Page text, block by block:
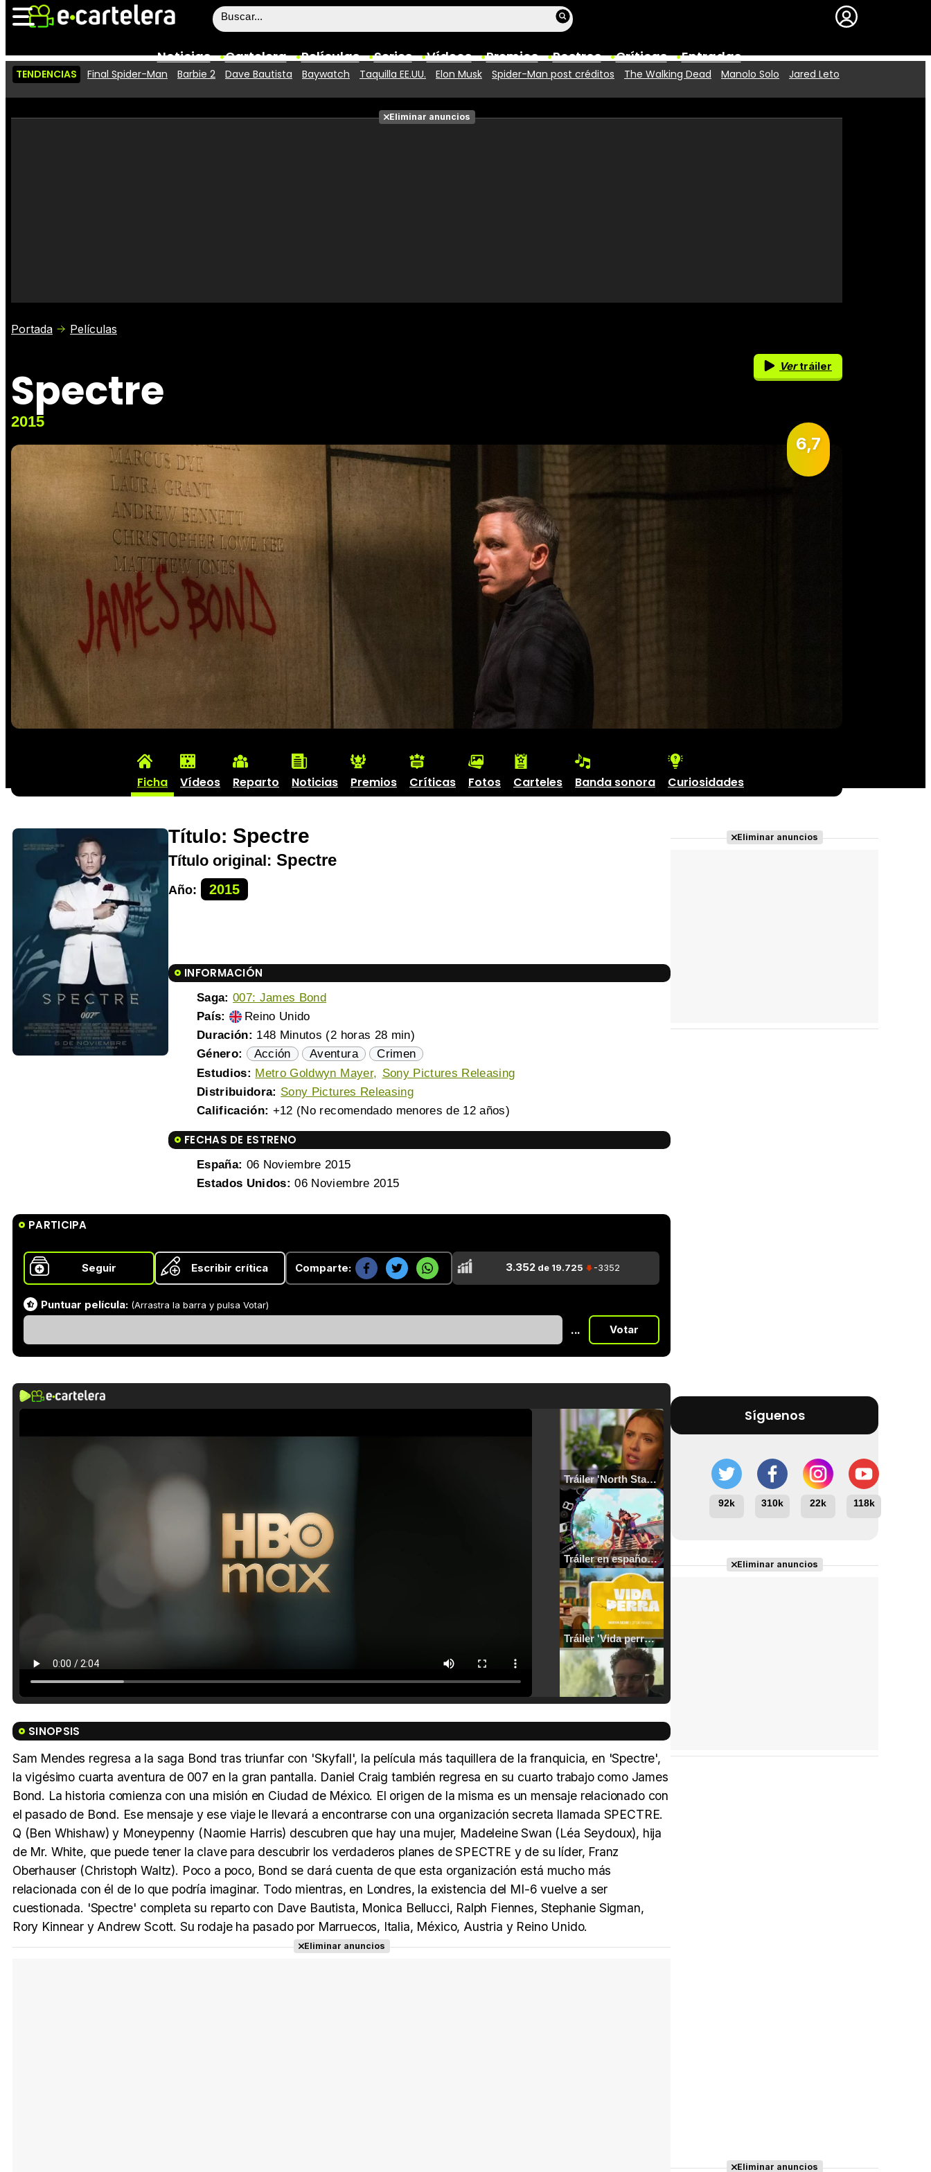
Noticias Cartelera Películas Series Vídeos Premios Rostros Críticas Entradas
Vídeos
Taquilla Fotos
Premios
TENDENCIAS Final Spider-Man Barbie 2 Dave Bautista Baywatch Taquilla EE.UU. Elon Musk Spider-Man post créditos The Walking Dead Manolo Solo Jared Leto
Eliminar anuncios
Portada Películas
Spectre
2015
Vertráiler
6,7
Ficha Vídeos Reparto Noticias Premios Críticas Fotos Carteles Banda sonora Curiosidades
Título: Spectre
Título original: Spectre
Año: 2015
INFORMACIÓN
Saga: 007: James Bond
País:
Reino Unido
Duración: 148 Minutos (2 horas 28 min)
Género:
Acción Aventura
Crimen
Estudios: Metro Goldwyn Mayer
Sony Pictures Releasing
Distribuidora: Sony Pictures Releasing
Calificación: +12 (No recomendado menores de 12 años)
FECHAS DE ESTRENO
España: 06 Noviembre 2015
Estados Unidos: 06 Noviembre 2015
PARTICIPA
Seguir Escribir crítica Comparte: 3.352 de 19.725 -3352
Puntuar película: (Arrastra la barra y pulsa Votar)
... Votar
Tráiler 'North Star' (2023)
Tráiler en español de 'La isla olvidada'
Tráiler 'Vida perra' (2026)
Tráiler en español 'Outcome' (2026)
SINOPSIS
Sam Mendes regresa a la saga Bond tras triunfar con 'Skyfall', la película más taquillera de la franquicia, en 'Spectre',
la vigésimo cuarta aventura de 007 en la gran pantalla. Daniel Craig también regresa en su cuarto trabajo como James
Bond. La historia comienza con una misión en Ciudad de México. El origen de la misma es un mensaje relacionado con
el pasado de Bond. Ese mensaje y ese viaje le llevará a encontrarse con una organización secreta llamada SPECTRE.
Q (Ben Whishaw) y Moneypenny (Naomie Harris) descubren que hay una mujer, Madeleine Swan (Léa Seydoux), hija
de Mr. White, que puede tener la clave para descubrir los verdaderos planes de SPECTRE y de su líder, Franz
Oberhauser (Christoph Waltz). Poco a poco, Bond se dará cuenta de que esta organización está mucho más
relacionada con él de lo que podría imaginar. Todo mientras, en Londres, la existencia del MI-6 vuelve a ser
cuestionada. 'Spectre' completa su reparto con Dave Bautista, Monica Bellucci, Ralph Fiennes, Stephanie Sigman,
Rory Kinnear y Andrew Scott. Su rodaje ha pasado por Marruecos, Italia, México, Austria y Reino Unido.
Eliminar anuncios
Eliminar anuncios
Síguenos
92k 310k 22k 118k
Eliminar anuncios
Eliminar anuncios